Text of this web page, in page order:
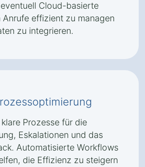
Cloud-basierte
Anrufe effizient zu managen
zu integrieren.
Prozesse für die
Eskalationen und das
Automatisierte Workflows
die Effizienz zu steigern